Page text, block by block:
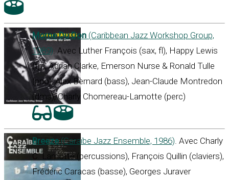
Morne Du Don (Caribbean Jazz Workshop Group,
1989). Avec Luther François (sax, fl), Happy Lewis
(tp), Adrian Clarke, Emerson Nurse & Ronald Tulle
(pno), Alex Bernard (bass), Jean-Claude Montredon
(dms), Charly Chomereau-Lamotte (perc)
Breeze(Caraïbe Jazz Ensemble, 1986). Avec Charly
C. Lamotte (percussions), François Quillin (claviers),
Frédéric Caracas (basse), Georges Juraver